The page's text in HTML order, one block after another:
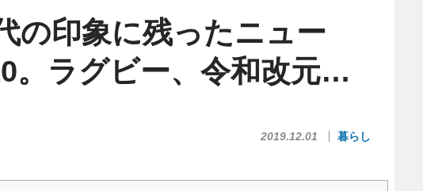
の印象に残ったニュー
。ラグビー、令和改元…
2019.12.01 暮らし